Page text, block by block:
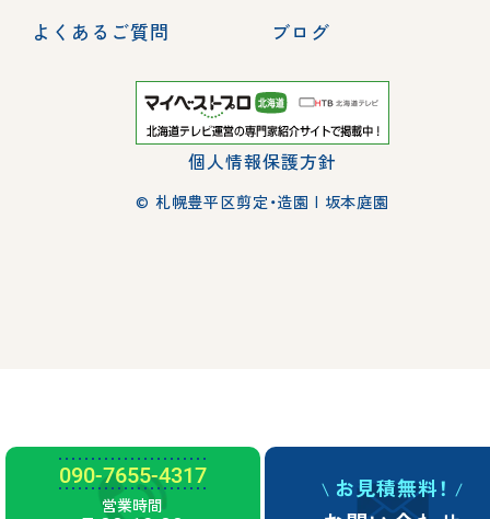
090-7655-4317
営業時間
お見積無料！
よくあるご質問
ブログ
個人情報保護方針
© 札幌豊平区剪定・造園 | 坂本庭園